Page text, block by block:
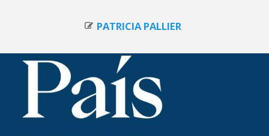
PATRICIA PALLIER